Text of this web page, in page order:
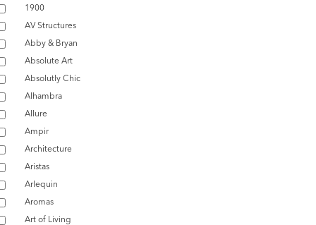
1900
AV Structures
Abby & Bryan
Absolute Art
Absolutly Chic
Alhambra
Allure
Ampir
Architecture
Aristas
Arlequin
Aromas
Art of Living